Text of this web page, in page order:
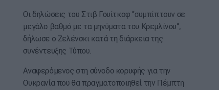
Οι δηλώσεις του Στιβ Γουίτκοφ “συμπίπτουν σε
μεγάλο βαθμό με τα μηνύματα του Κρεμλίνου”,
δήλωσε ο Ζελένσκι κατά τη διάρκεια της
συνέντευξης Τύπου.
Αναφερόμενος στη σύνοδο κορυφής για την
Ουκρανία που θα πραγματοποιηθεί την Πέμπτη